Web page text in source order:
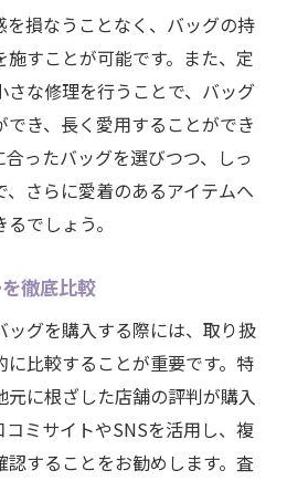
を損なうことなく、バッグの持
すことが可能です。また、定
な修理を行うことで、バッグ
き、長く愛用することができ
ったバッグを選びつつ、しっ
さらに愛着のあるアイテムへ
でしょう。
徹底比較
ッグを購入する際には、取り扱
に比較することが重要です。特
元に根ざした店舗の評判が購入
ミサイトやSNSを活用し、複
することをお勧めします。査